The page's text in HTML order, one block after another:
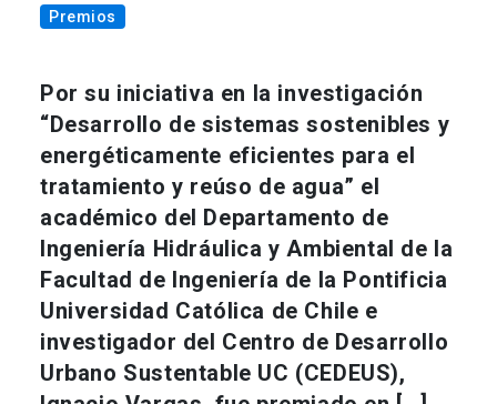
Premios
Por su iniciativa en la investigación
“Desarrollo de sistemas sostenibles y
energéticamente eficientes para el
tratamiento y reúso de agua” el
académico del Departamento de
Ingeniería Hidráulica y Ambiental de la
Facultad de Ingeniería de la Pontificia
Universidad Católica de Chile e
investigador del Centro de Desarrollo
Urbano Sustentable UC (CEDEUS),